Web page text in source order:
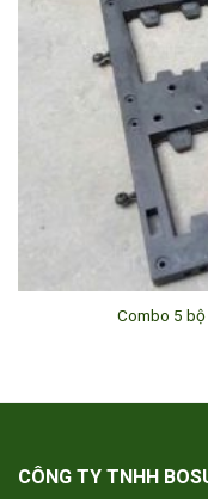
Combo 5
CÔNG TY TNHH